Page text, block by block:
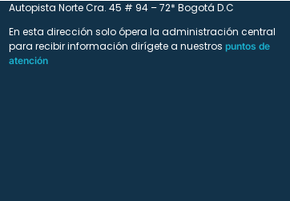
Autopista Norte Cra. 45 # 94 – 72* Bogotá D.C
En esta dirección solo ópera la administración central
para recibir información dirígete a nuestros puntos de
atención